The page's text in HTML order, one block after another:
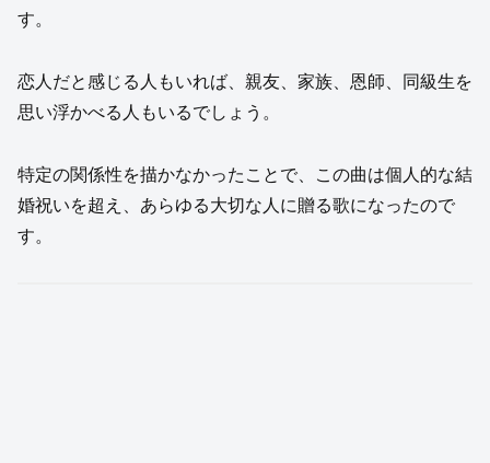
す。
恋人だと感じる人もいれば、親友、家族、恩師、同級生を
思い浮かべる人もいるでしょう。
特定の関係性を描かなかったことで、この曲は個人的な結
婚祝いを超え、あらゆる大切な人に贈る歌になったので
す。